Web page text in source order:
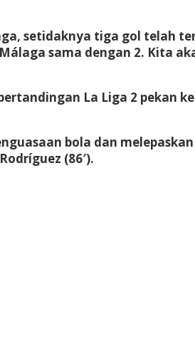
setidaknya tiga gol telah
sama dengan 2. Kita
La Liga 2 pekan
bola dan
(86′).